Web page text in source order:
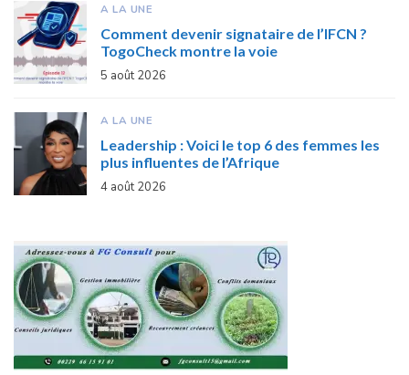
A LA UNE
Comment devenir signataire de l’IFCN ?
TogoCheck montre la voie
5 août 2026
A LA UNE
Leadership : Voici le top 6 des femmes les
plus influentes de l’Afrique
4 août 2026